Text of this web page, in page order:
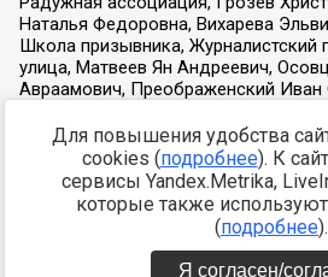
Для повышения удобства
cookies (подробнее). К
сервисы Yandex.Metrika,
которые также
(подробнее).
Я согласен/